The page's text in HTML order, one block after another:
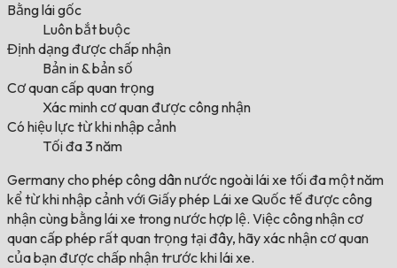
Bằng lái gốc
Luôn bắt buộc
Định dạng được chấp nhận
Bản in & bản số
Cơ quan cấp quan trọng
Xác minh cơ quan được công nhận
Có hiệu lực từ khi nhập cảnh
Tối đa 3 năm
Germany cho phép công dân nước ngoài lái xe tối đa một năm
kể từ khi nhập cảnh với Giấy phép Lái xe Quốc tế được công
nhận cùng bằng lái xe trong nước hợp lệ. Việc công nhận cơ
quan cấp phép rất quan trọng tại đây, hãy xác nhận cơ quan
của bạn được chấp nhận trước khi lái xe.